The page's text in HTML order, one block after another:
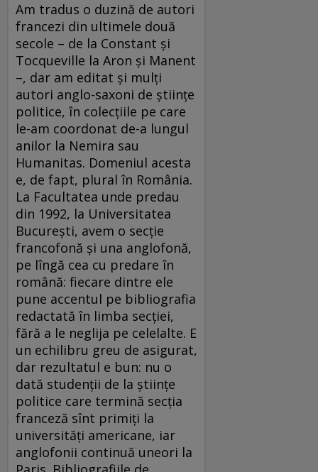
Am tradus o duzină de autori
francezi din ultimele două
secole – de la Constant şi
Tocqueville la Aron şi Manent
–, dar am editat şi mulţi
autori anglo-saxoni de ştiinţe
politice, în colecţiile pe care
le-am coordonat de-a lungul
anilor la Nemira sau
Humanitas. Domeniul acesta
e, de fapt, plural în România.
La Facultatea unde predau
din 1992, la Universitatea
Bucureşti, avem o secţie
francofonă şi una anglofonă,
pe lîngă cea cu predare în
română: fiecare dintre ele
pune accentul pe bibliografia
redactată în limba secţiei,
fără a le neglija pe celelalte. E
un echilibru greu de asigurat,
dar rezultatul e bun: nu o
dată studenţii de la ştiinţe
politice care termină secţia
franceză sînt primiţi la
universităţi americane, iar
anglofonii continuă uneori la